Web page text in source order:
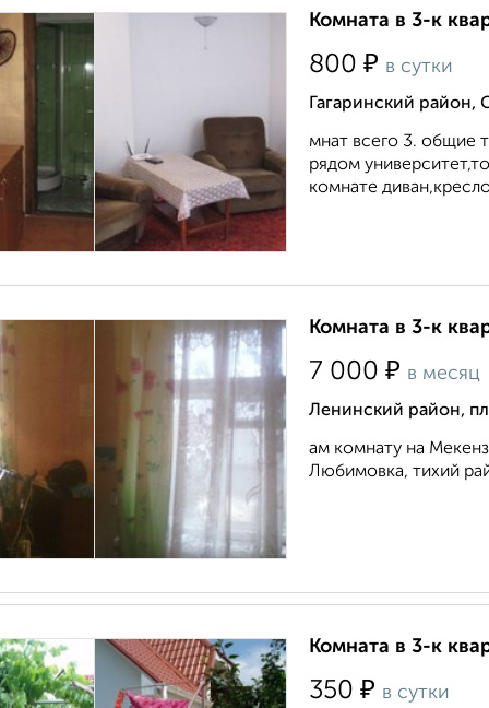
Комната в 3-к
800 ₽ в сутки
Гагаринский район,
мнат всего 3. общие
рядом
комнате
Комната в 3-к
7 000 ₽ в месяц
Ленинский район,
ам комнату на
Любимовка, тихий
Комната в 3-к
350 ₽ в сутки